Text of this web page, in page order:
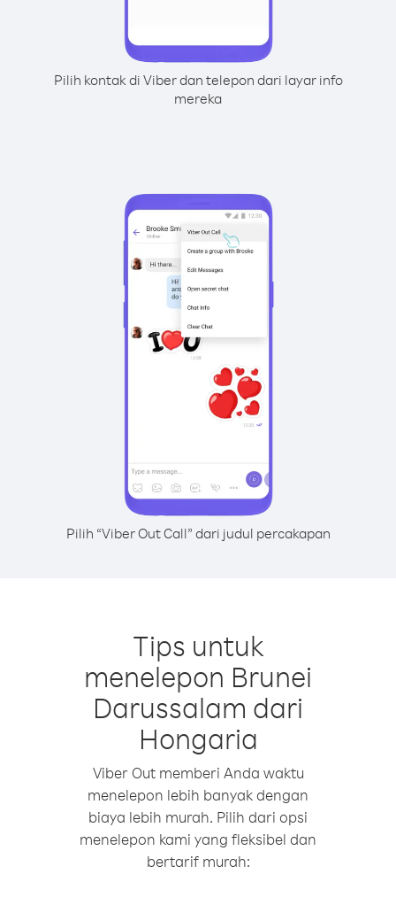
Pilih kontak di Viber dan telepon dari layar info
mereka
Pilih “Viber Out Call” dari judul percakapan
Tips untuk
menelepon Brunei
Darussalam dari
Hongaria
Viber Out memberi Anda waktu
menelepon lebih banyak dengan
biaya lebih murah. Pilih dari opsi
menelepon kami yang fleksibel dan
bertarif murah: